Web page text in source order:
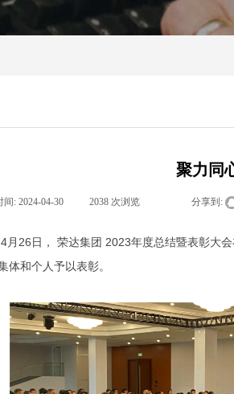
聚力同
间: 2024-04-30 2038 次浏览 分享到:
月26日， 荣达集团 2023年度总结暨表彰大
体和个人予以表彰。